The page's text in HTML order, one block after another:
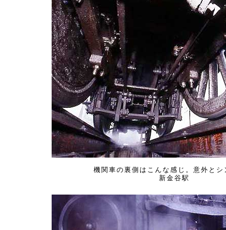
機関車の裏側はこんな感じ。意外とシ
新金谷駅